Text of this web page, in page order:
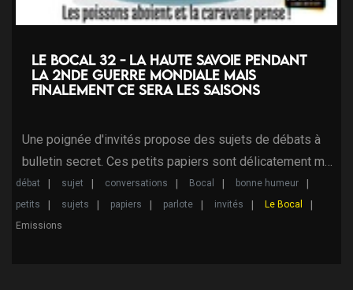
Le Bocal 32 - La Haute Savoie pendant
la 2nde guerre mondiale MAIS
finalement ce sera les saisons
Une poignée d'invités propose des sujets de débats à
bulletin secret. Ces petits papiers sont délicatement m…
débat sujet conversations Bocal
bonne humeur
petits
sujets papiers parlote invités
Le Bocal
Emissions